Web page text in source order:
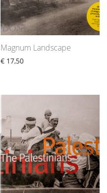
Magnum Landscape
€ 17,50